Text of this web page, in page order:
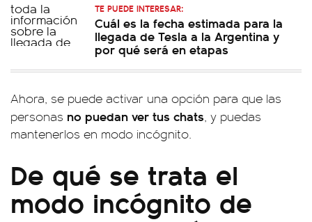
TE PUEDE INTERESAR:
Cuál es la fecha estimada para la
llegada de Tesla a la Argentina y
por qué será en etapas
Ahora, se puede activar una opción para que las
personas no puedan ver tus chats, y puedas
mantenerlos en modo incógnito.
De qué se trata el
modo incógnito de